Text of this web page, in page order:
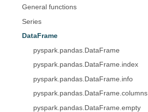
General functions
Series
DataFrame
pyspark.pandas.DataFrame
pyspark.pandas.DataFrame.index
pyspark.pandas.DataFrame.info
pyspark.pandas.DataFrame.columns
pyspark.pandas.DataFrame.empty